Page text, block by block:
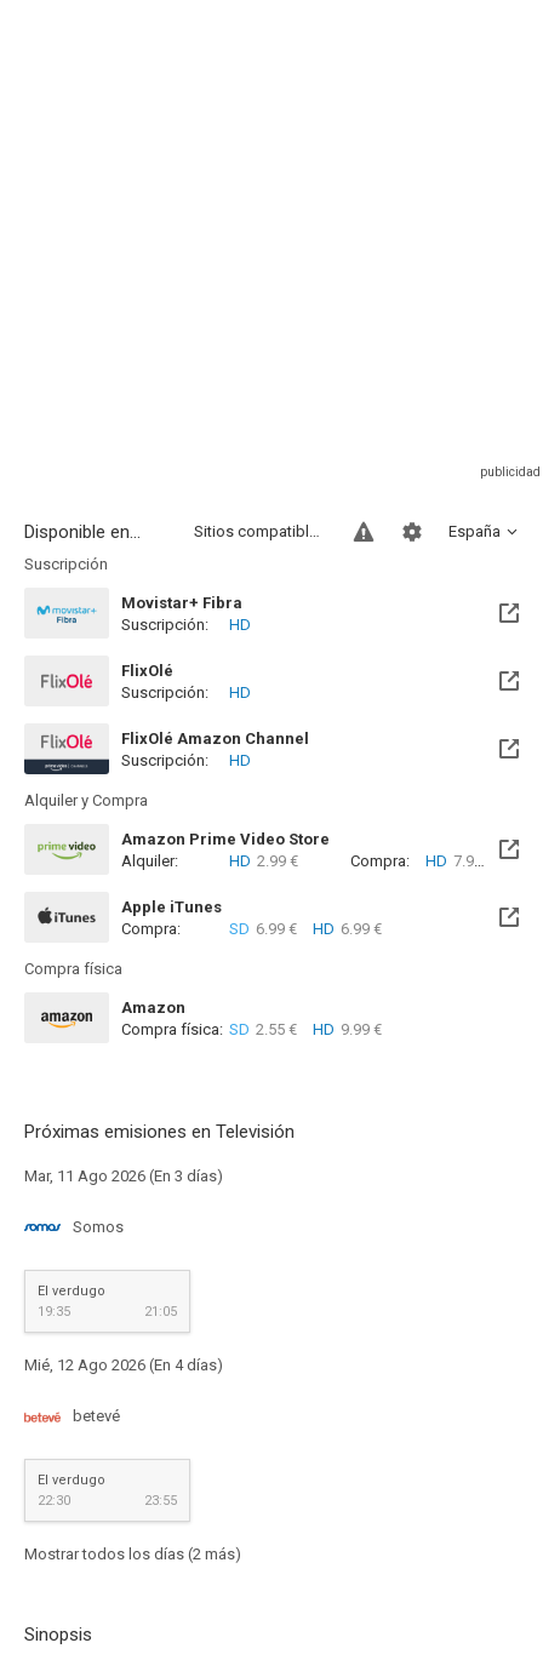
Disponible en... España
Sitios compatibles
Suscripción
Movistar+ Fibra
Disponible hasta el Vie, 01 Ene 2100 (Quedan 73 años)
Suscripción: HD
FlixOlé
Suscripción:
HD
FlixOlé Amazon Channel
Suscripción:
HD
Alquiler y Compra
Amazon Prime Video Store
Alquiler:
HD 2.99 € Compra: HD 7.99 €
Apple iTunes
Compra:
SD 6.99 € HD 6.99 €
Compra física
Amazon
Compra física: SD 2.55 € HD 9.99 €
Próximas emisiones en Televisión
Mar, 11 Ago 2026 (En 3 días)
Somos
El verdugo
19:35
21:05
Mié, 12 Ago 2026 (En 4 días)
betevé
El verdugo
22:30
23:55
Mostrar todos los días (2 más)
Sinopsis